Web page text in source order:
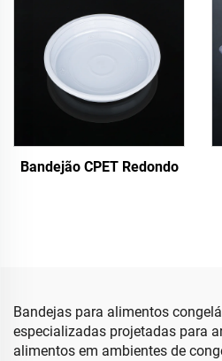
Bandejão CPET Redondo
Bandejas para alimentos
especializadas projetadas para
alimentos em ambientes de